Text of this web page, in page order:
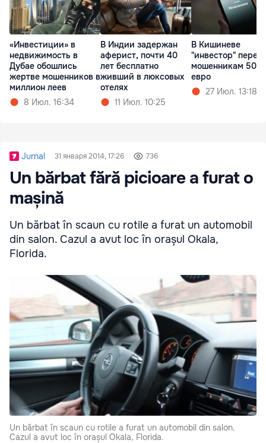
«Инвестиции» в
недвижимость в
Дубае обошлись
жертве мошенников в
миллион леев
8 Июл. 16:34
В Индии задержан
аферист, почти 40
лет бесплатно
живший в люксовых
отелях
11 Июл. 10:25
В Кишиневе
"инвестор"
мошенникам 50
евро
27 Июл. 13:18
Jurnal 31 января 2014, 17:26 736
Un bărbat fără picioare a furat o
mașină
Un bărbat în scaun cu rotile a furat un automobil
din salon. Cazul a avut loc în orașul Okala,
Florida.
Un bărbat în scaun cu rotile a furat un automobil din salon.
Cazul a avut loc în orașul Okala, Florida.